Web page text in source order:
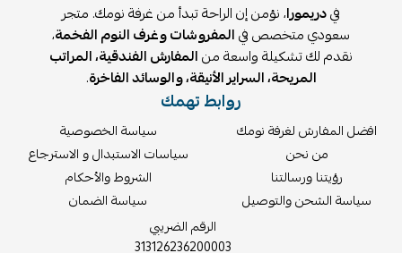
فيدريمورا، نؤمن إن الراحة تبدأ من غرفة نومك. متجر
سعودي متخصص فيالمفروشات وغرف النوم الفخمة،
نقدم لك تشكيلة واسعة منالمفارش الفندقية، المراتب
المريحة، السراير الأنيقة، والوسائد الفاخرة.
روابط تهمك
افضل المفارش لغرفة نومك
من نحن
رؤيتنا ورسالتنا
سياسة الشحن والتوصيل
سياسة الخصوصية
سياسات الاستبدال و الاسترجاع
الشروط والأحكام
سياسة الضمان
الرقم الضريبي
313126236200003